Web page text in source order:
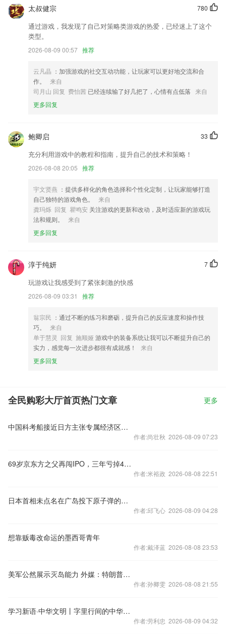
电子版支持进行版面分享；
可以手动调节选择拆分笔记的具体位置
优化证件上传功能；
以上就是全民购彩大厅首页的介绍，如果您喜欢这款软件，您可以到应用
商店进行打分评论，说出您的使用经历，以帮助我们更好的对产品进行优
化修改。
780
太叔健宗
通过游戏，我发现了自己对策略类游戏的热爱，已经迷上了这个
类型。
2026-08-09 00:57 推荐
云凡晶 ：加强游戏的社交互动功能，让玩家可以更好地交流和合
作。
来自
司月山 回复 费怡茜 已经连续输了好几把了，心情有点低落 来自
更多回复
33
鲍卿启
充分利用游戏中的教程和指南，提升自己的技术和策略！
2026-08-08 20:05 推荐
宇文贤燕 ：提供多样化的角色选择和个性化定制，让玩家能够打造
自己独特的游戏角色。
来自
龚玛烁 回复 瞿鸣安 关注游戏的更新和改动，及时适应新的游戏玩
法和规则。
来自
更多回复
7
淳于纯妍
玩游戏让我感受到了紧张刺激的快感
2026-08-09 03:31 推荐
翁宗民 ：通过不断的练习和磨砺，提升自己的反应速度和操作技
巧。
来自
单于慧灵 回复 施顺娅 游戏中的装备系统让我可以不断提升自己的
实力，感觉每一次进步都很有成就感！
来自
更多回复
全民购彩大厅首页热门文章 更多
中国科考船接近日方主张专属经济区，是否计划在太平洋海底开采潜在稀土资源，中方回应
作者:尚壮秋 2026-08-09 07:23
69岁京东方之父再闯IPO，三年亏掉49亿
作者:米裕政 2026-08-08 22:51
日本首相未点名在广岛投下原子弹的国家
作者:邱飞心 2026-08-09 04:28
想靠贩毒改命运的墨西哥青年
作者:戴泽蓝 2026-08-08 23:53
美军公然展示灭岛能力 外媒：特朗普在南海要的不是战争
作者:孙卿雯 2026-08-08 21:55
学习新语·中华文明丨字里行间的中华基因
作者:劳利忠 2026-08-09 04:32